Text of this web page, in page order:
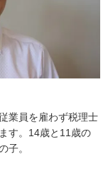
業員を雇わず税理士
す。14歳と11歳の
子。